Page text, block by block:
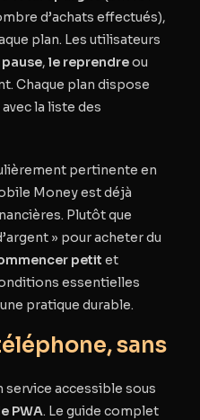
d’achats effectués),
plan. Les utilisateurs
, le reprendreou
Chaque plan dispose
la liste des
pertinente en
Money est déjà
Plutôt que
» pour acheter du
petit et
essentielles
pratique durable.
sans
service accessible sous
PWA. Le guide complet